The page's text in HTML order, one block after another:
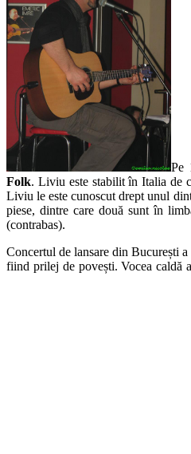
Pe
Folk. Liviu este stabilit în Italia de
Liviu le este cunoscut drept unul
piese, dintre care două sunt în
(contrabas).
Concertul de lansare din București
fiind prilej de povești. Vocea caldă